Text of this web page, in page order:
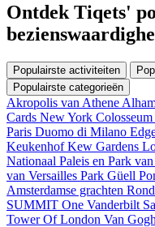
Ontdek Tiqets'
Populairste activiteiten
Populairste categorieën
Akropolis van Athene
Cards New York Colosseum
Paris Duomo di Milano
KeukenhofKew Gardens
Nationaal Paleis en Park van
van Versailles Park Güell
Amsterdamse grachten
SUMMIT One Vanderbilt
Tower Of London Van